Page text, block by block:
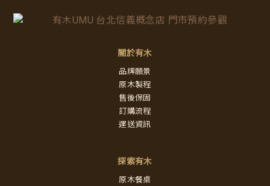
關於有木
品牌願景
原木製程
售後保固
訂購流程
運送資訊
探索有木
原木餐桌